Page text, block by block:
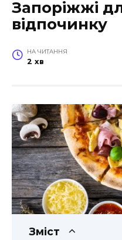
Запоріжжі
відпочинку
НА ЧИТАННЯ
2 хв
Зміст